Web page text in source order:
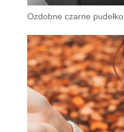
Ozdobne czarne pudełko